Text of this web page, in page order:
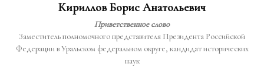
Кириллов Борис Анатольевич
Приветственное слово
Заместитель полномочного представителя Президента Российской
Федерации в Уральском федеральном округе, кандидат исторических
наук